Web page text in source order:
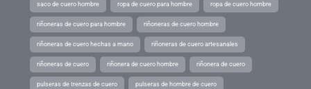
saco de cuero hombre ropa de cuero para hombre ropa de cuero hombre
riñoneras de cuero para hombre riñoneras de cuero hombre
riñoneras de cuero hechas a mano riñoneras de cuero artesanales
riñoneras de cuero riñonera de cuero hombre riñonera de cuero
pulseras de trenzas de cuero pulseras de hombre de cuero